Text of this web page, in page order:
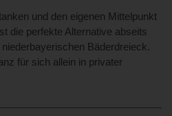
und den eigenen Mittelpunkt
die perfekte Alternative abseits
Bäderdreieck.
für sich allein in privater